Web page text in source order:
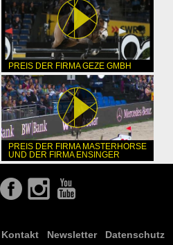
PREIS DER FIRMA GEZE GMBH
PREIS DER FIRMA MASTERHORSE
UND DER FIRMA ENSINGER
Kontakt Newsletter Datenschutz